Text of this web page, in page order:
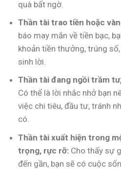
quà bất ngờ.
Thần tài trao tiền hoặc
báo may mắn về tiền bạc,
khoản tiền thưởng, trúng
sinh lời.
Thần tài đang ngồi trầm
Có thể là lời nhắc nhở bạn
việc chi tiêu, đầu tư, tránh
có.
Thần tài xuất hiện trong
trọng, rực rỡ: Cho thấy sự
đến gần, bạn sẽ có cuộc